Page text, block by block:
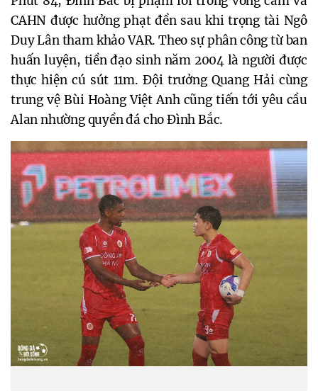
CAHN được hưởng phạt đền sau khi trọng tài Ngô
Duy Lân tham khảo VAR. Theo sự phân công từ ban
huấn luyện, tiền đạo sinh năm 2004 là người được
thực hiện cú sút 11m. Đội trưởng Quang Hải cùng
trung vệ Bùi Hoàng Việt Anh cũng tiến tới yêu cầu
Alan nhường quyền đá cho Đình Bắc.